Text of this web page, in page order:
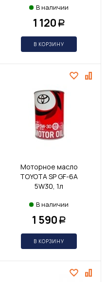
В наличии
1 120 Р
В КОРЗИНУ
Моторное масло
TOYOTA SP GF-6A
5W30, 1л
В наличии
1 590 Р
В КОРЗИНУ